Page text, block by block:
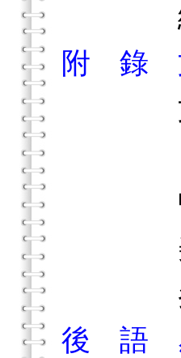
總結
附 錄
中國
美國
參
後 語